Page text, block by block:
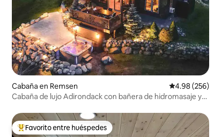
Cabaña en Remsen Calificación
4.98 (256)
Cabaña de lujo Adirondack con bañera de hidromasaje y
Favorito entre huéspedes preferido
Favorito entre huéspedes